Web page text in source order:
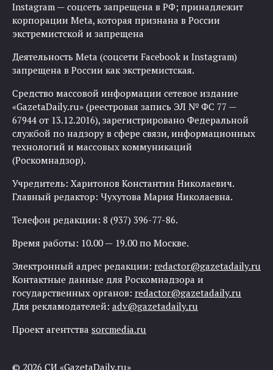
Instagram — соцсеть запрещена в РФ; принадлежит
корпорации Meta, которая признана в России
экстремистской и запрещена
Деятельность Meta (соцсети Facebook и Instagram)
запрещена в России как экстремистская.
Средство массовой информации сетевое издание
«GazetaDaily.ru» (реестровая запись ЭЛ № ФС 77 —
67944 от 13.12.2016), зарегистрировано Федеральной
службой по надзору в сфере связи, информационных
технологий и массовых коммуникаций
(Роскомнадзор).
Учредитель: Харитонов Константин Николаевич.
Главный редактор: Чухутова Мария Николаевна.
Телефон редакции: 8 (937) 396-77-86.
Время работы: 10.00 — 19.00 по Москве.
Электронный адрес редакции: redactor@gazetadaily.ru
Контактные данные для Роскомнадзора и
государственных органов: redactor@gazetadaily.ru
Для рекламодателей: adv@gazetadaily.ru
Проект агентства sorcmedia.ru
© 2026 СИ «GazetaDaily.ru»